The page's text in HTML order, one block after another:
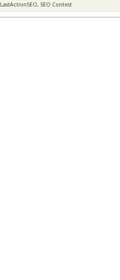
LastActionSEO, SEO Contest